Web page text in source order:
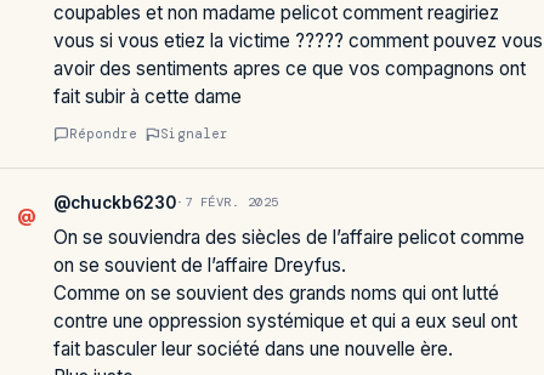
coupables et non madame pelicot comment reagiriez
vous si vous etiez la victime ????? comment pouvez vous
avoir des sentiments apres ce que vos compagnons ont
fait subir à cette dame
Répondre Signaler
@
@chuckb6230· 7 FÉVR. 2025
On se souviendra des siècles de l’affaire pelicot comme
on se souvient de l’affaire Dreyfus.
Comme on se souvient des grands noms qui ont lutté
contre une oppression systémique et qui a eux seul ont
fait basculer leur société dans une nouvelle ère.